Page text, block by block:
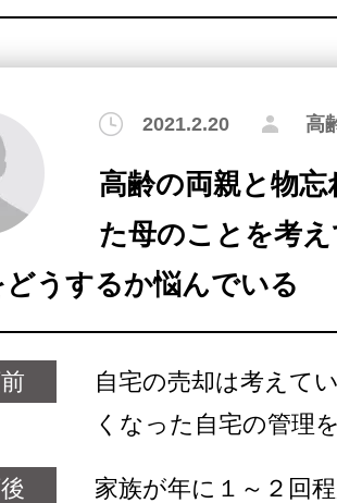
2021.2.20 高
高齢の両親と物
た母のことを考
うするか悩んでいる
自宅の売却は考えて
くなった自宅の管理
家族が年に１～２回